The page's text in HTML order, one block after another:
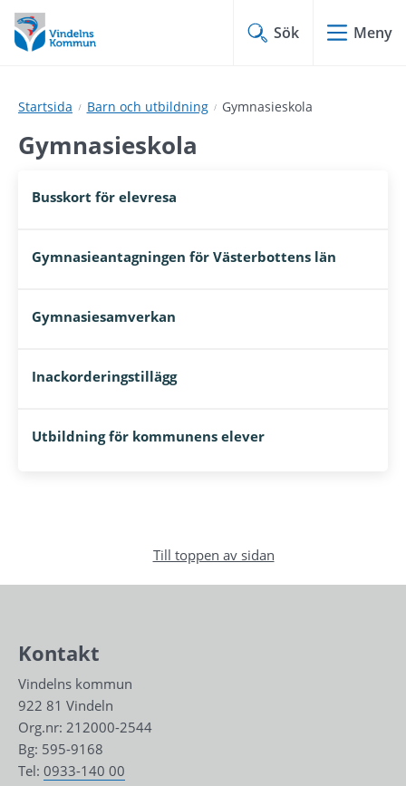
Hoppa
till
innehåll
Hoppa
till
undermeny
Sök Meny
Startsida Barn och utbildning Gymnasieskola
Gymnasieskola
Busskort för elevresa
Gymnasieantagningen för Västerbottens län
Gymnasiesamverkan
Inackorderingstillägg
Utbildning för kommunens elever
Till toppen av sidan
Kontakt
Vindelns kommun
922 81 Vindeln
Org.nr: 212000-2544
Bg: 595-9168
Tel: 0933-140 00